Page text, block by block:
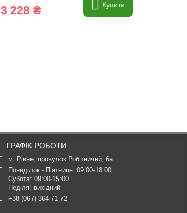
3 228 ₴ Купити
ГРАФІК РОБОТИ
м. Рівне, провулок Робітничий, 6а
Понеділок - П’ятниця: 09:00-18:00
Субота: 09:00-15:00
Неділя: вихідний
+38 (067) 364 71 72